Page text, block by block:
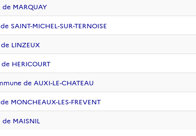
MARQUAY
SAINT-MICHEL-SUR-TERNOISE
LINZEUX
HERICOURT
de AUXI-LE-CHATEAU
MONCHEAUX-LES-FREVENT
MAISNIL